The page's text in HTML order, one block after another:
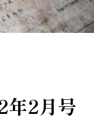
年2月号